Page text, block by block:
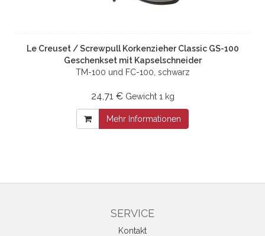
Le Creuset / Screwpull Korkenzieher Classic GS-100
Geschenkset mit Kapselschneider
TM-100 und FC-100, schwarz
24,71 € Gewicht 1 kg
Mehr Informationen
SERVICE
Kontakt